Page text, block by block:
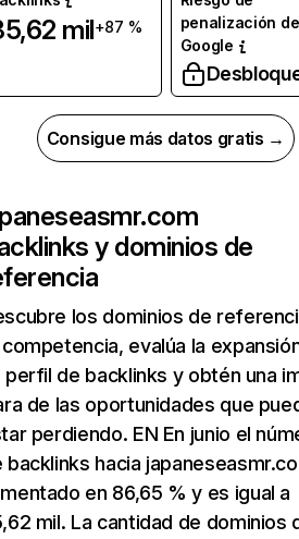
mil+87 %
penalización de
Google
Consigue más datos gratis →
y dominios de
los dominios de
evalúa la
perfil de backlinks y obtén una
de las oportunidades que
perdiendo. EN En junio el
backlinks hacia
en 86,65 % y es igual a
mil. La cantidad de dominios